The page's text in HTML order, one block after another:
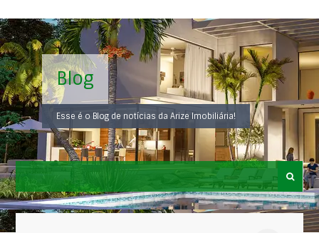
Blog
Esse é o Blog de notícias da Arize Imobiliária!